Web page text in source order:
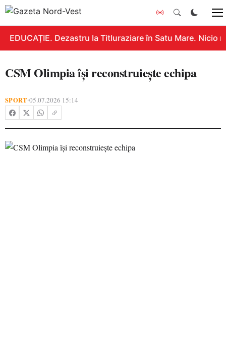
EDUCAȚIE. Dezastru la Titluraziare în Satu Mare. Nicio
CSM Olimpia își reconstruiește echipa
SPORT•05.07.2026 15:14